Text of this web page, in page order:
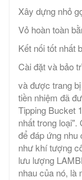
Xây dựng nhỏ
Vỏ hoàn toàn
Kết nối tốt nhất
Cài đặt và bảo
và được trang
tiền nhiệm đã
Tipping Bucket
nhất trong
để đáp ứng
như khí tượng
lưu lượng
nhau của nó, là